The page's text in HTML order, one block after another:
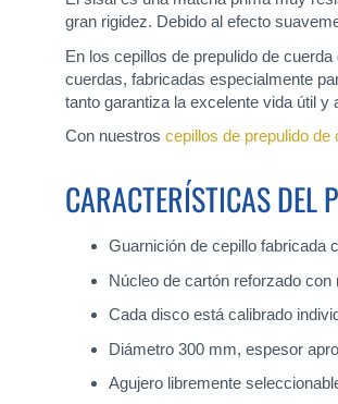
gran rigidez. Debido al efecto
En los cepillos de prepulido de
cuerdas, fabricadas especialmente
tanto garantiza la excelente vida útil y
Con nuestros cepillos de prepulido
CARACTERÍSTICAS DEL
Guarnición de cepillo fabricada
Núcleo de cartón reforzado
Cada disco está calibrado
Diámetro 300 mm, espesor
Agujero libremente